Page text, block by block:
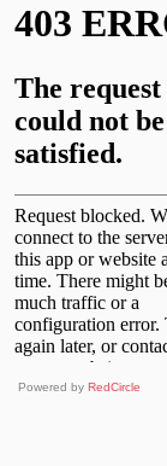
Powered by RedCircle